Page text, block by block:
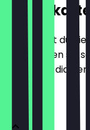
Speisekarte
Hier findest du
aktualisieren sie
weißt, was dich